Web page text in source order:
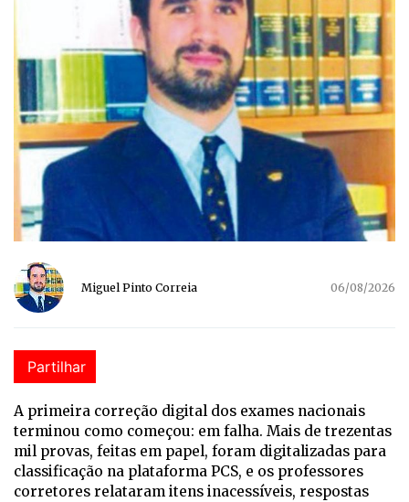
Miguel Pinto Correia 06/08/2026
Partilhar
A primeira correção digital dos exames nacionais
terminou como começou: em falha. Mais de trezentas
mil provas, feitas em papel, foram digitalizadas para
classificação na plataforma PCS, e os professores
corretores relataram itens inacessíveis, respostas